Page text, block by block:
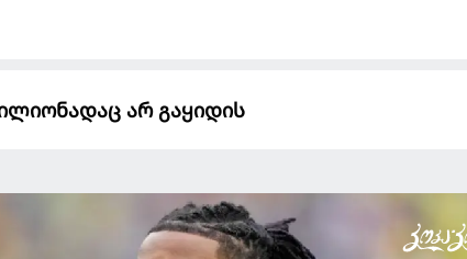
არ გაყიდის